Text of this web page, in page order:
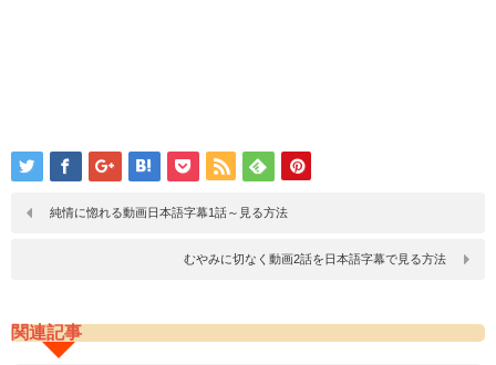
純情に惚れる動画日本語字幕1話～見る方法
むやみに切なく動画2話を日本語字幕で見る方法
関連記事